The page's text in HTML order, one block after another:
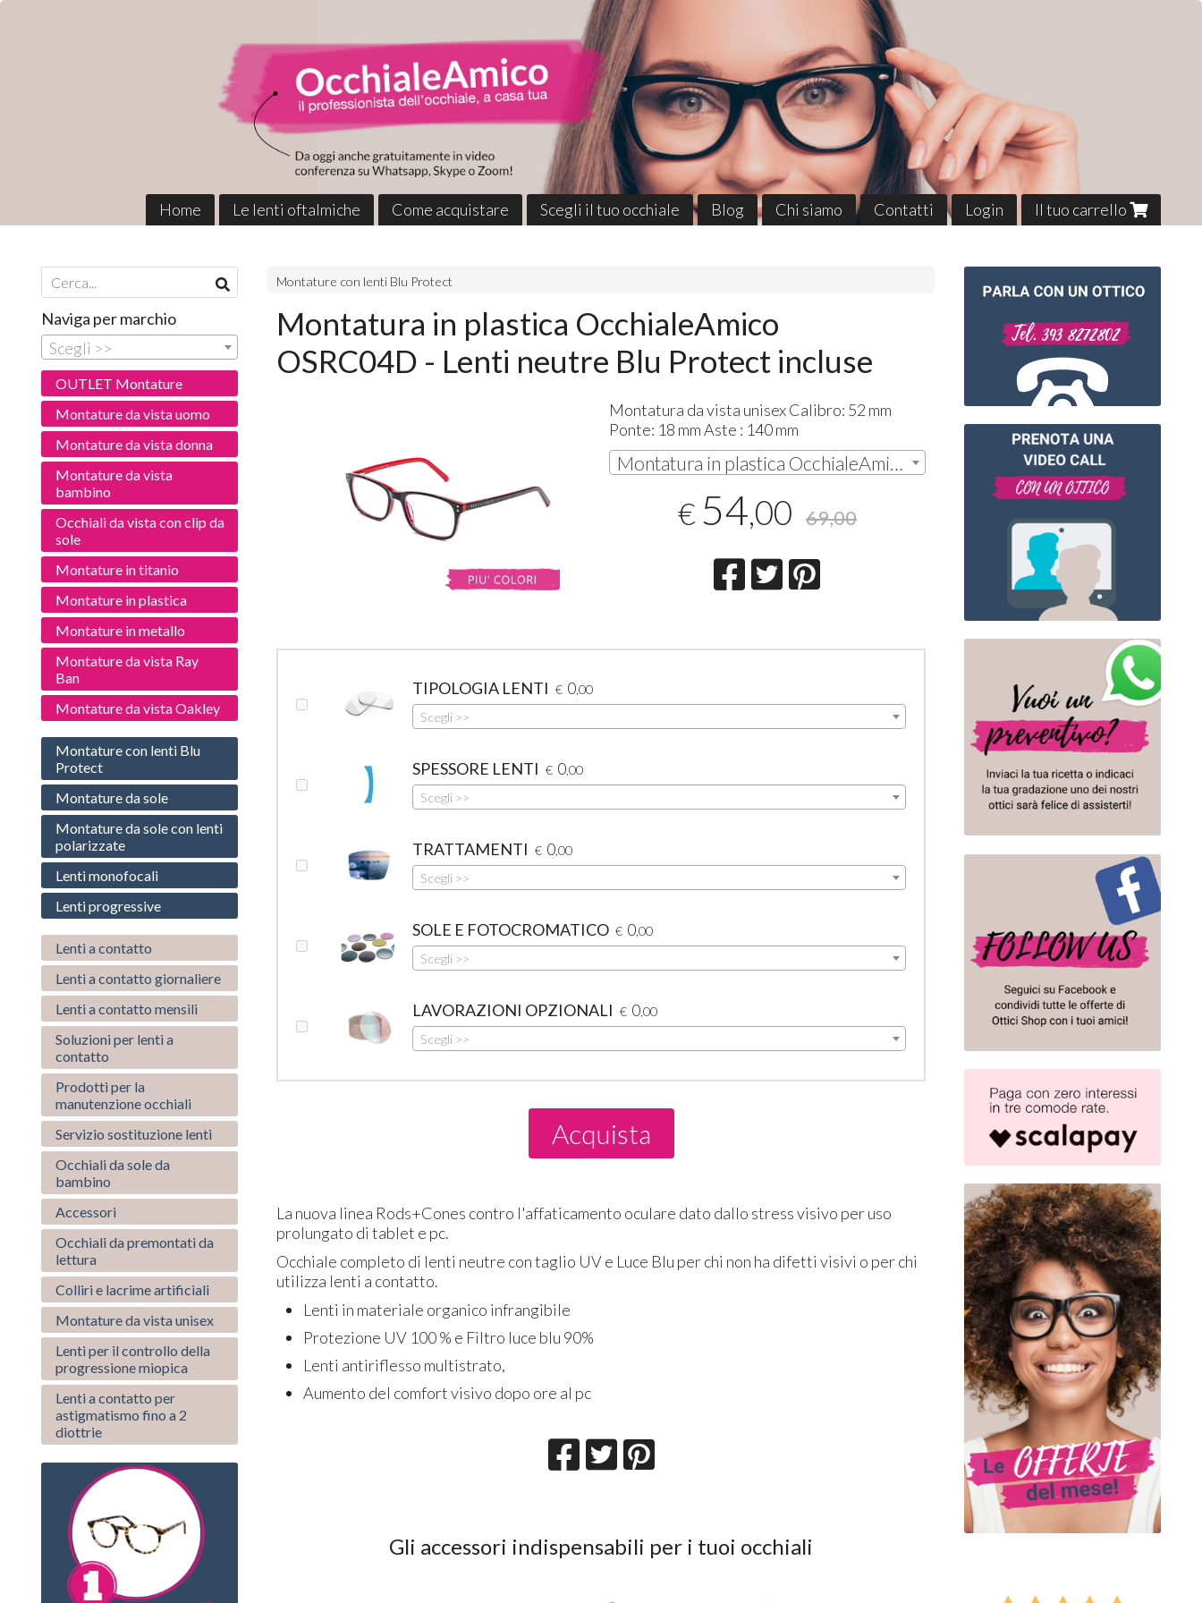
Home Le lenti oftalmiche Come acquistare Scegli il tuo occhiale Blog Chi siamo Contatti Login Il tuo carrello
Montature con lenti Blu Protect
Montatura in plastica OcchialeAmico
OSRC04D - Lenti neutre Blu Protect incluse
Montatura da vista unisex Calibro: 52 mm
Ponte: 18 mm Aste : 140 mm
Montatura in plastica OcchialeAmico OSRC04 C2 RED- BLACK | € 54,00
€ 54,00 69,00
TIPOLOGIA LENTI € 0,00
Scegli >>
SPESSORE LENTI € 0,00
Scegli >>
TRATTAMENTI € 0,00
Scegli >>
SOLE E FOTOCROMATICO € 0,00
Scegli >>
LAVORAZIONI OPZIONALI € 0,00
Scegli >>
Acquista
La nuova linea Rods+Cones contro l'affaticamento oculare dato dallo stress visivo per uso
prolungato di tablet e pc.
Occhiale completo di lenti neutre con taglio UV e Luce Blu per chi non ha difetti visivi o per chi
utilizza lenti a contatto.
Lenti in materiale organico infrangibile
Protezione UV 100 % e Filtro luce blu 90%
Lenti antiriflesso multistrato,
Aumento del comfort visivo dopo ore al pc
Gli accessori indispensabili per i tuoi occhiali
Naviga per marchio
Scegli >>
OUTLET Montature
Montature da vista uomo
Montature da vista donna
Montature da vista
bambino
Occhiali da vista con clip da
sole
Montature in titanio
Montature in plastica
Montature in metallo
Montature da vista Ray
Ban
Montature da vista Oakley
Montature con lenti Blu
Protect
Montature da sole
Montature da sole con lenti
polarizzate
Lenti monofocali
Lenti progressive
Lenti a contatto
Lenti a contatto giornaliere
Lenti a contatto mensili
Soluzioni per lenti a
contatto
Prodotti per la
manutenzione occhiali
Servizio sostituzione lenti
Occhiali da sole da
bambino
Accessori
Occhiali da premontati da
lettura
Colliri e lacrime artificiali
Montature da vista unisex
Lenti per il controllo della
progressione miopica
Lenti a contatto per
astigmatismo fino a 2
diottrie